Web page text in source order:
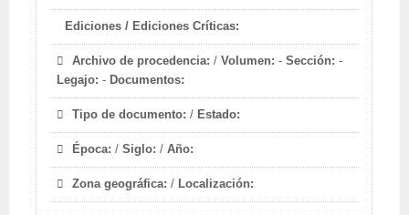
Ediciones / Ediciones Críticas:
Archivo de procedencia: /Volumen: -Sección: -
Legajo: - Documentos:
Tipo de documento: / Estado:
Época: /Siglo: /Año:
Zona geográfica: / Localización: